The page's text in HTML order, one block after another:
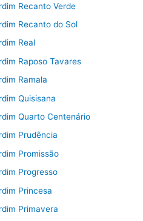
Recanto Verde
Recanto do Sol
Real
Raposo Tavares
Ramala
Quisisana
Quarto Centenário
Prudência
Promissão
Progresso
Princesa
Primavera